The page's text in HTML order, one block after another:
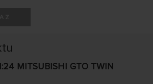
MITSUBISHI GTO TWIN